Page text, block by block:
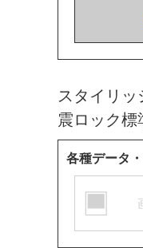
スタイリ
震ロック
各種データ